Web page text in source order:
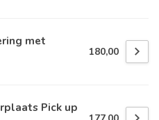
met
180,00
Pick up